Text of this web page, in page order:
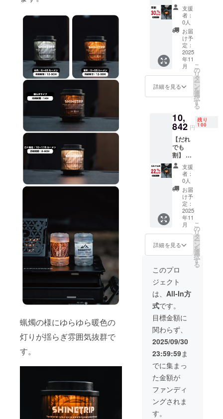
蝋燭の様にゆらゆら暖色の
灯りが揺らぎ雰囲気抜群で
す。
状況、
使用部
材の供
給状
況、製
造工程
上の都
合等に
より出
荷時期
が遅れ
※ 割引
率は一
予定価
格に送
料を含
む合計
金額に
対する
もので
す。 ※
適格請
求書発
行事業
者登録
番号：
なし
回る
LEDラ
ンタン
「spinn
er19
灯」回
シェー
ドフル
セット
×1 一般
販売予
円 →
9730円
（税・
送料
込） ※
ご注文
状況、
使用部
材の供
給状
況、製
造工程
上の都
合等に
より出
荷時期
が遅れ
ます。
率は一
般販売
予定価
格に送
料を含
む合計
金額に
対する
す。 ※
適格請
求書発
行事業
者登録
番号：
なし
支援
者：
0人
お届
け予
定：
2025
年11
月
詳細を見る
こ
の
リ
タ
ー
ン
を
選
択
す
る
10,
842 円
残り
100
【だれ
でも
割】 く
るくる
回る
LEDラ
ンタン
「spinn
er19
灯」回
シェー
ドフル
セット
×1 一般
定価格
13,900
円 →
10,842
円
（税・
送料
込） ※
ご注文
状況、
使用部
材の供
給状
況、製
造工程
上の都
合等に
より出
支援
者：
0人
お届
け予
定：
2025
年11
月
詳細を見る
こ
の
リ
タ
ー
ン
を
選
択
す
る
このプロ
ジェクト
は、 All-In方
式です。
目標金額に
関わらず、
2025/09/30
23:59:59ま
でに集まっ
た金額が
ファンディ
ングされま
す。